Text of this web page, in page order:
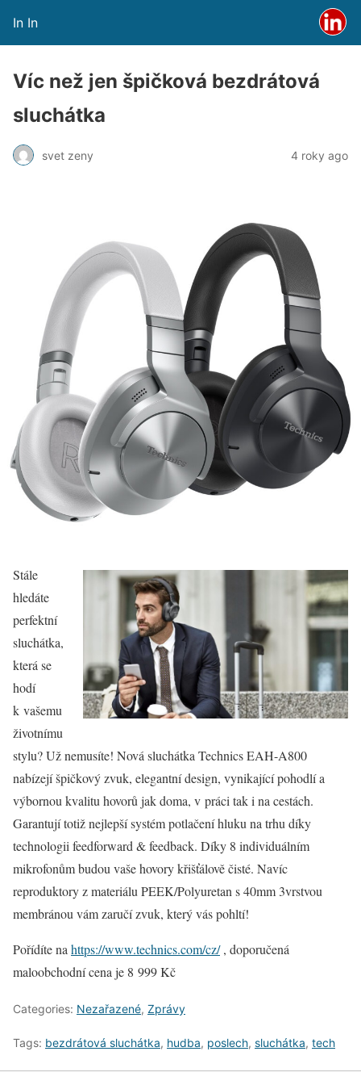
In In
Víc než jen špičková bezdrátová
sluchátka
svet zeny 4 roky ago
Stále
hledáte
perfektní
sluchátka,
která se
hodí
k vašemu
životnímu
stylu? Už nemusíte! Nová sluchátka Technics EAH-A800
nabízejí špičkový zvuk, elegantní design, vynikající pohodlí a
výbornou kvalitu hovorů jak doma, v práci tak i na cestách.
Garantují totiž nejlepší systém potlačení hluku na trhu díky
technologii feedforward & feedback. Díky 8 individuálním
mikrofonům budou vaše hovory křišťálově čisté. Navíc
reproduktory z materiálu PEEK/Polyuretan s 40mm 3vrstvou
membránou vám zaručí zvuk, který vás pohltí!
Pořídíte na https://www.technics.com/cz/, doporučená
maloobchodní cena je 8 999 Kč
Categories: Nezařazené, Zprávy
Tags: bezdrátová sluchátka, hudba, poslech, sluchátka, tech